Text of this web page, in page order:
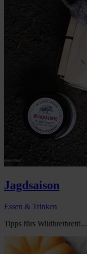
Jagdsaison
Essen & Trinken
Tipps fürs Wildbretbrett!...